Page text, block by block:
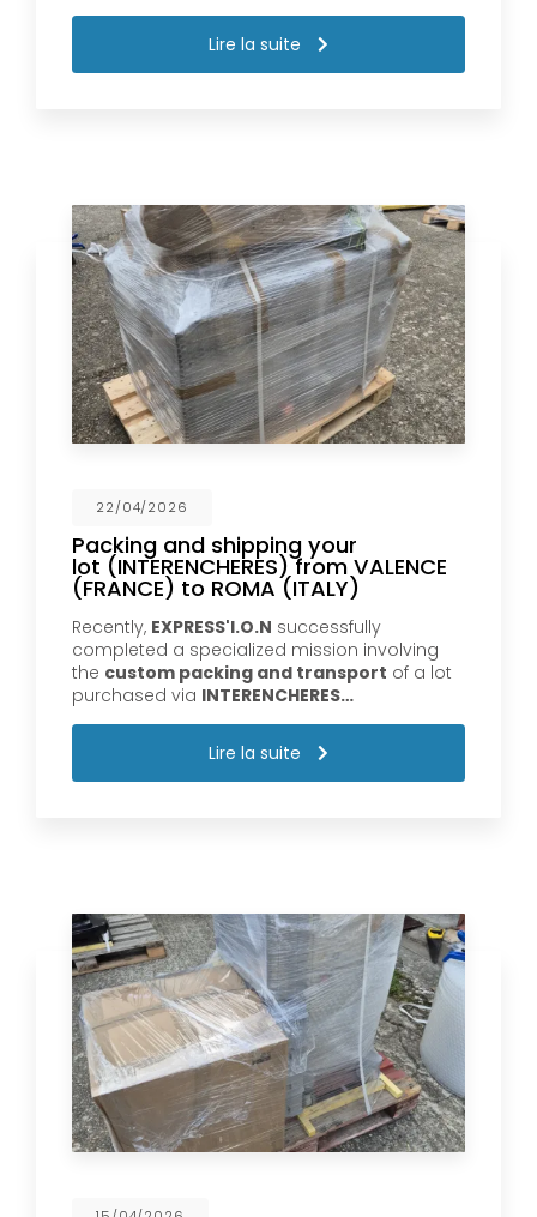
Lire la suite
22/04/2026
Packing and shipping your
lot (INTERENCHERES) from VALENCE
(FRANCE) to ROMA (ITALY)
Recently, EXPRESS'I.O.N successfully
completed a specialized mission involving
the custom packing and transport of a lot
purchased via INTERENCHERES…
Lire la suite